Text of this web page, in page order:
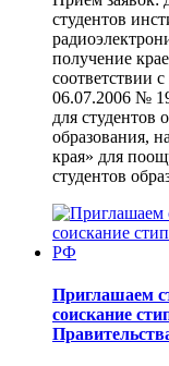
студентов
получение
соответствии
06.07.2006 №
для студентов
образования,
края» для
студентов
Приглашаем
соискание